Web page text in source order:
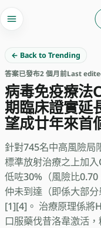
← Back to Trending
答案已發布2 個月前Last
病毒免疫療法
期臨床證實延
望成廿年來首
針對745名中高風險局
標準放射治療之上加
低咗30%（風險比
仲未到達（即係大部
[1][4]。 治療原理係將
口服藥伐昔洛韋激活